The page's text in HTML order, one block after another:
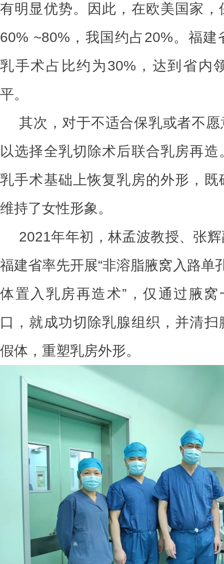
有明显优势。因此，在欧美国家
60% ~80%，我国约占20%。福建
乳手术占比约为30%，达到省内
平。
其次，对于不适合保乳或者不
以选择全乳切除术后联合乳房再
乳手术基础上恢复乳房的外形，
维持了女性形象。
2021年年初，林孟波教授、张
福建省率先开展“非溶脂腋窝入路单
体置入乳房再造术”，仅通过腋
口，就成功切除乳腺组织，并清
假体，重塑乳房外形。